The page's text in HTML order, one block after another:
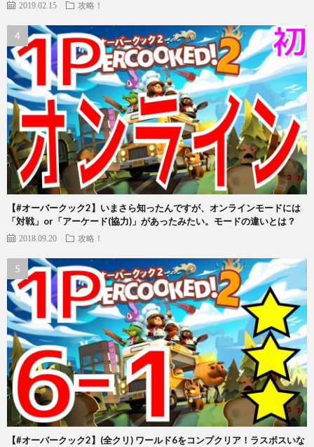
2019.02.15 攻略！
【#オーバークック2】いまさら知ったんですが、オンラインモードには
「対戦」or「アーケード(協力)」があったみたい。モードの違いとは？
2018.09.20 攻略！
【#オーバークック2】(全クリ) ワールド6をコンプクリア！ラスボスいな